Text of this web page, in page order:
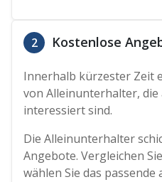
2 Kostenlose
Innerhalb kürzester Zeit
von Alleinunterhalter,
interessiert sind.
Die Alleinunterhalter
Angebote. Vergleichen
wählen Sie das passende